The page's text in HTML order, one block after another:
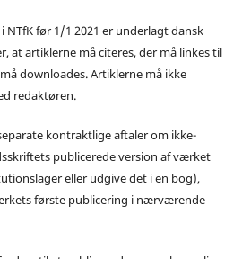
NTfK før 1/1 2021 er underlagt dansk
at artiklerne må citeres, der må linkes til
downloades. Artiklerne må ikke
redaktøren.
kontraktlige aftaler om ikke-
publicerede version af værket
eller udgive det i en bog),
første publicering i nærværende